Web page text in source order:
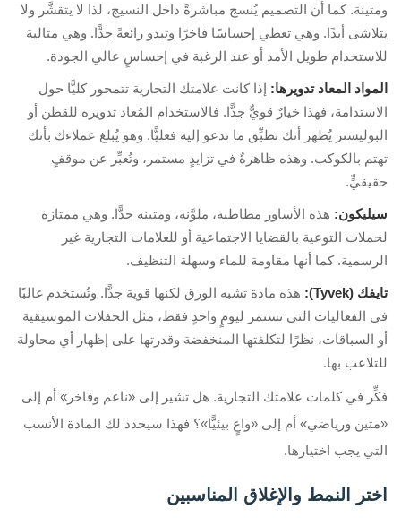
ومتينة. كما أن التصميم يُنسج مباشرةً داخل النسيج، لذا لا يتقشَّر ولا
يتلاشى أبدًا. وهي تعطي إحساسًا فاخرًا وتبدو رائعةً جدًّا. وهي مثالية
للاستخدام طويل الأمد أو عند الرغبة في إحساسٍ عالي الجودة.
المواد المعاد تدويرها: إذا كانت علامتك التجارية تتمحور كليًّا حول
الاستدامة، فهذا خيارٌ قويٌّ جدًّا. فالاستخدام المُعاد تدويره للقطن أو
البوليستر يُظهر أنك تطبِّق ما تدعو إليه فعليًّا. وهو يُبلغ عملاءك بأنك
تهتم بالكوكب. وهذه ظاهرةٌ في تزايدٍ مستمر، وتُعبِّر عن موقفٍ
حقيقيٍّ.
سيليكون: هذه الأساور مطاطية، ملوَّنة، ومتينة جدًّا. وهي ممتازة
لحملات التوعية بالقضايا الاجتماعية أو للعلامات التجارية غير
الرسمية. كما أنها مقاومة للماء وسهلة التنظيف.
تايفك (Tyvek):
هذه مادة تشبه الورق لكنها قوية جدًّا. وتُستخدم غالبًا
في الفعاليات التي تستمر ليومٍ واحدٍ فقط، مثل الحفلات الموسيقية
أو السباقات، نظرًا لتكلفتها المنخفضة وقدرتها على إظهار أي محاولة
للتلاعب بها.
فكِّر في كلمات علامتك التجارية. هل تشير إلى «ناعم وفاخر» أم إلى
«متين ورياضي» أم إلى «واعٍ بيئيًّا»؟ فهذا سيحدد لك المادة الأنسب
التي يجب اختيارها.
اختر النمط والإغلاق المناسبين